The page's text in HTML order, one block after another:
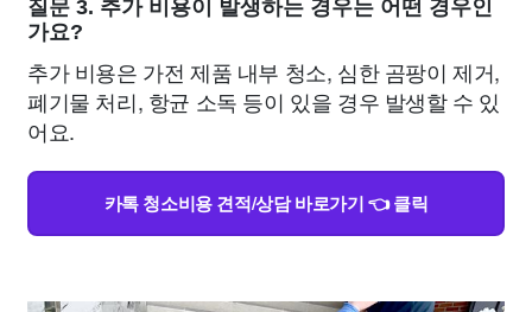
질문 3. 추가 비용이 발생하는 경우는 어떤 경우인
가요?
추가 비용은 가전 제품 내부 청소, 심한 곰팡이 제거,
폐기물 처리, 항균 소독 등이 있을 경우 발생할 수 있
어요.
카톡 청소비용 견적/상담 바로가기 👈 클릭